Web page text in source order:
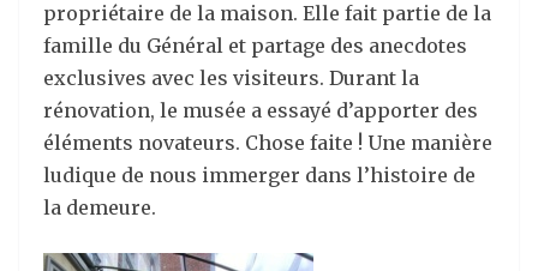
propriétaire de la maison. Elle fait partie de la
famille du Général et partage des anecdotes
exclusives avec les visiteurs. Durant la
rénovation, le musée a essayé d’apporter des
éléments novateurs. Chose faite ! Une manière
ludique de nous immerger dans l’histoire de
la demeure.